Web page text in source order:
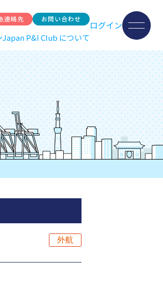
連絡先 お問い合わせ
Japan P&I Club について
ログイン
外航